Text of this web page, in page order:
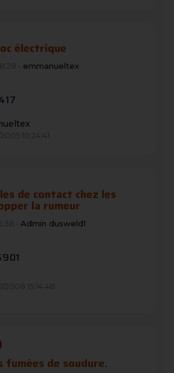
électrique
- emmanueltex
2005 10:24:41
de contact chez les
la rumeur
- Admin dusweld1
2008 15:14:48
fumées de soudure.